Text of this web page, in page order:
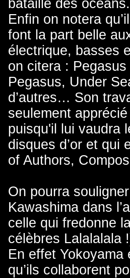
bataille des océans.
Enfin on notera
font la part belle
électrique, basses
on citera :
Pegasus, Under
d’autres… Son
seulement
puisqu'il lui vaudra
disques d’or et qui
of Authors,
On pourra
Kawashima dans
celle qui fredonne
célèbres Lalalalala
En effet Yokoyama
qu’ils collaborent